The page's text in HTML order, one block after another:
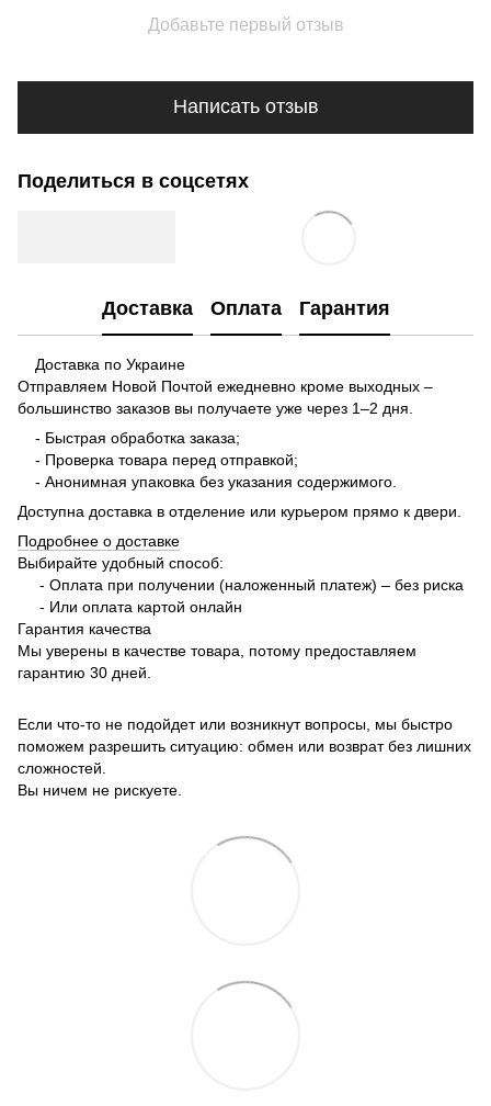
Добавьте первый отзыв
Написать отзыв
Поделиться в соцсетях
Доставка Оплата Гарантия
Доставка по Украине
Отправляем Новой Почтой ежедневно кроме выходных –
большинство заказов вы получаете уже через 1–2 дня.
- Быстрая обработка заказа;
- Проверка товара перед отправкой;
- Анонимная упаковка без указания содержимого.
Доступна доставка в отделение или курьером прямо к двери.
Подробнее о доставке
Выбирайте удобный способ:
- Оплата при получении (наложенный платеж) – без риска
- Или оплата картой онлайн
Гарантия качества
Мы уверены в качестве товара, потому предоставляем
гарантию 30 дней.
Если что-то не подойдет или возникнут вопросы, мы быстро
поможем разрешить ситуацию: обмен или возврат без лишних
сложностей.
Вы ничем не рискуете.